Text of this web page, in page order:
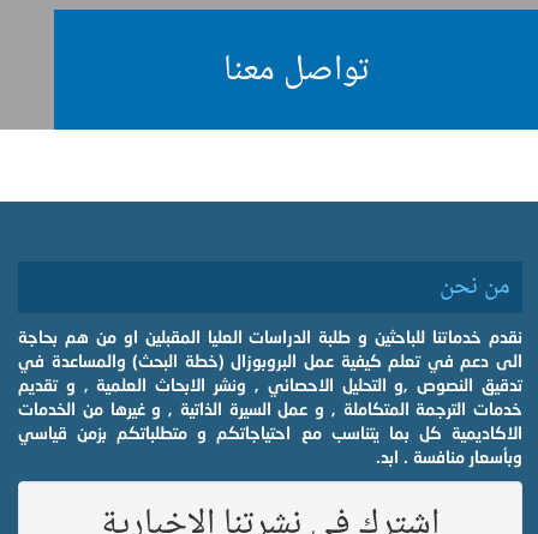
تواصل معنا
من نحن
نقدم خدماتنا للباحثين و طلبة الدراسات العليا المقبلين او من هم بحاجة
الى دعم في تعلم كيفية عمل البروبوزال (خطة البحث) والمساعدة في
تدقيق النصوص ,و التحليل الاحصائي , ونشر الابحاث العلمية , و تقديم
خدمات الترجمة المتكاملة , و عمل السيرة الذاتية , و غيرها من الخدمات
الاكاديمية كل بما يتناسب مع احتياجاتكم و متطلباتكم بزمن قياسي
وبأسعار منافسة . ابد.